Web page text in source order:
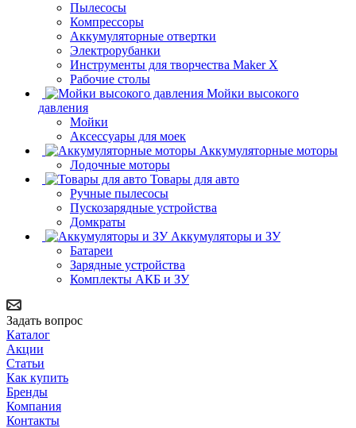
Пылесосы
Компрессоры
Аккумуляторные отвертки
Электрорубанки
Инструменты для творчества Maker X
Рабочие столы
Мойки высокого
давления
Мойки
Аксессуары для моек
Аккумуляторные моторы
Лодочные моторы
Товары для авто
Ручные пылесосы
Пускозарядные устройства
Домкраты
Аккумуляторы и ЗУ
Батареи
Зарядные устройства
Комплекты АКБ и ЗУ
Задать вопрос
Каталог
Акции
Статьи
Как купить
Бренды
Компания
Контакты